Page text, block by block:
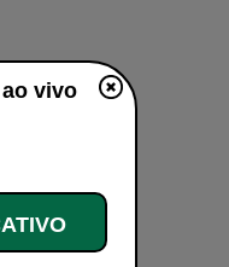
vivo